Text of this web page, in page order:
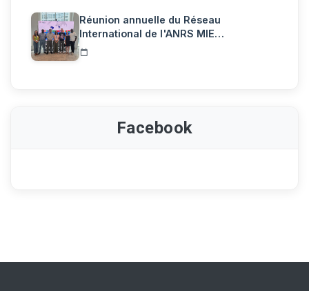
Réunion annuelle du Réseau
International de l'ANRS MIE…
Facebook